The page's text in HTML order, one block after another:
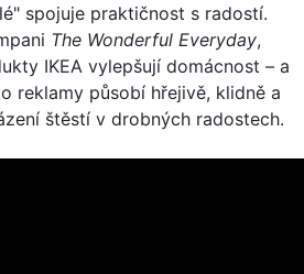
spojuje praktičnost s radostí.
The Wonderful Everyday,
IKEA vylepšují domácnost – a
reklamy působí hřejivě, klidně a
štěstí v drobných radostech.​